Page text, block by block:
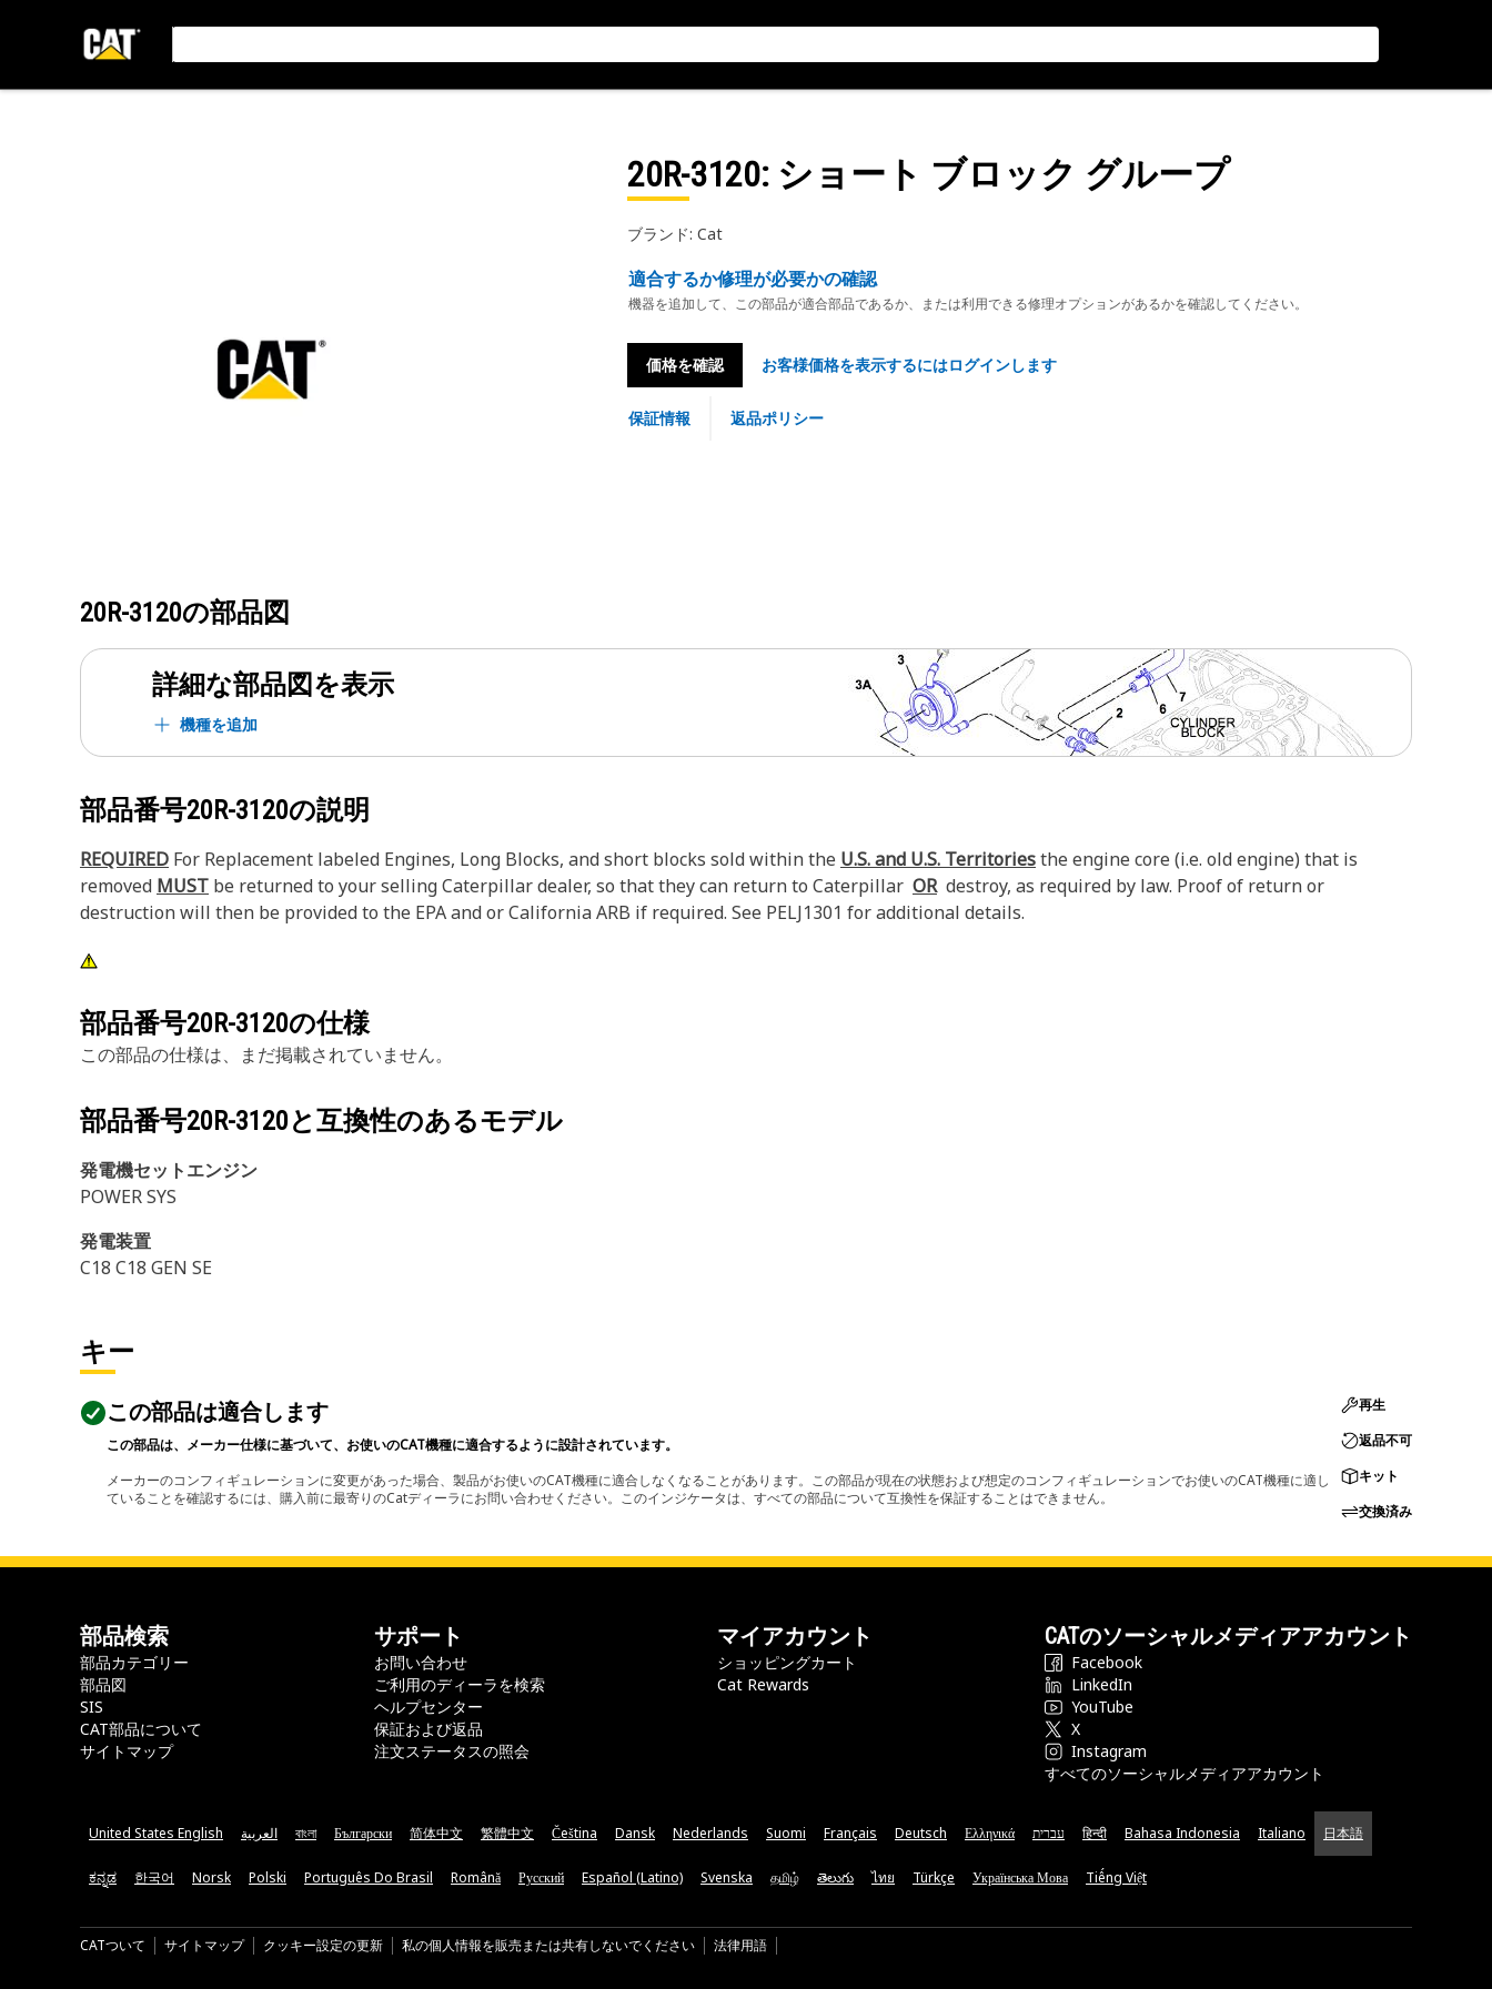
20R-3120: ショート ブロック グループ
ブランド: Cat
適合するか修理が必要かの確認
機器を追加して、この部品が適合部品であるか、または利用できる修理オプションがあるかを確認してください。
価格を確認 お客様価格を表示するにはログインします
保証情報 返品ポリシー
20R-3120の部品図
詳細な部品図を表示
機種を追加
部品番号20R-3120の説明
REQUIRED For Replacement labeled Engines, Long Blocks, and short blocks sold within the U.S. and U.S. Territoriesthe engine core (i.e. old engine) that is
removed MUST be returned to your selling Caterpillar dealer, so that they can return to Caterpillar ORdestroy, as required by law. Proof of return or
destruction will then be provided to the EPA and or California ARB if required. See PELJ1301 for additional details.
部品番号20R-3120の仕様
この部品の仕様は、まだ掲載されていません。
部品番号20R-3120と互換性のあるモデル
発電機セットエンジン
POWER SYS
発電装置
C18 C18 GEN SE
キー
この部品は適合します
この部品は、メーカー仕様に基づいて、お使いのCAT機種に適合するように設計されています。
メーカーのコンフィギュレーションに変更があった場合、製品がお使いのCAT機種に適合しなくなることがあります。この部品が現在の状態および想定のコンフィギュレーションでお使いのCAT機種に適し
ていることを確認するには、購入前に最寄りのCatディーラにお問い合わせください。このインジケータは、すべての部品について互換性を保証することはできません。
再生
返品不可
キット
交換済み
部品検索
部品カテゴリー
部品図
SIS
CAT部品について
サイトマップ
サポート
お問い合わせ
ご利用のディーラを検索
ヘルプセンター
保証および返品
注文ステータスの照会
マイアカウント
ショッピングカート
Cat Rewards
CATのソーシャルメディアアカウント
Facebook
LinkedIn
YouTube
X
Instagram
すべてのソーシャルメディアアカウント
United States English العربية বাংলা Български 简体中文 繁體中文 Čeština Dansk Nederlands Suomi Français Deutsch Ελληνικά עברית हिन्दी Bahasa Indonesia Italiano 日本語
ಕನ್ನಡ 한국어 Norsk Polski Português Do Brasil Română Русский Español (Latino) Svenska தமிழ் తెలుగు ไทย Türkçe Українська Мова Tiếng Việt
CATついて サイトマップ クッキー設定の更新 私の個人情報を販売または共有しないでください 法律用語